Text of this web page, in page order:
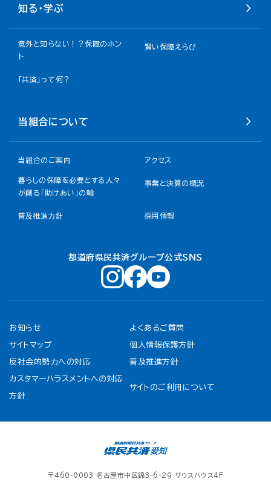
知る・学ぶ
意外と知らない！？保障のホン
ト
賢い保障えらび
「共済」って何？
当組合について
当組合のご案内 アクセス
暮らしの保障を必要とする人々
が創る「助けあい」の輪
事業と決算の概況
普及推進方針 採用情報
都道府県民共済グループ公式ＳＮＳ
お知らせ よくあるご質問
サイトマップ 個人情報保護方針
反社会的勢力への対応 普及推進方針
カスタマーハラスメントへの対応
方針
サイトのご利用について
〒460-0003 名古屋市中区錦3-6-29 サウスハウス4F